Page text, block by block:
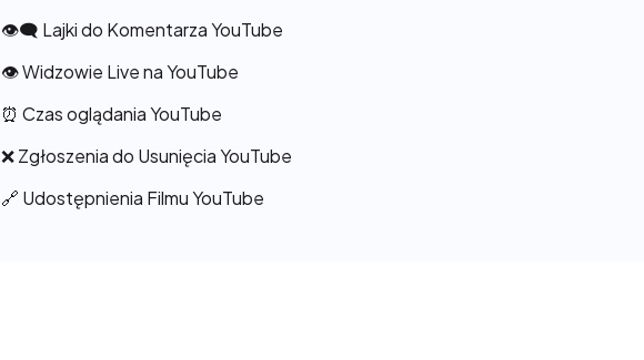
👁️‍🗨️ Lajki do Komentarza YouTube
👁️ Widzowie Live na YouTube
⏰ Czas oglądania YouTube
❌ Zgłoszenia do Usunięcia YouTube
🔗 Udostępnienia Filmu YouTube